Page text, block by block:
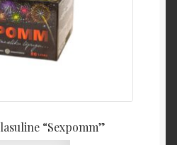
“Sexpomm”